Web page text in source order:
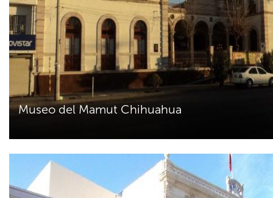
Museo del Mamut Chihuahua